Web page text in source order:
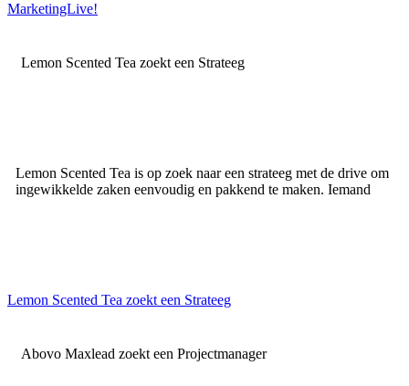
MarketingLive!
Lemon Scented Tea zoekt een Strateeg
Lemon Scented Tea is op zoek naar een strateeg met de drive om
ingewikkelde zaken eenvoudig en pakkend te maken. Iemand
Lemon Scented Tea zoekt een Strateeg
Abovo Maxlead zoekt een Projectmanager